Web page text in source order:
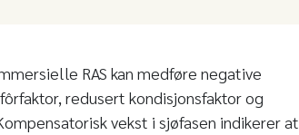
RAS kan medføre negative
redusert kondisjonsfaktor og
vekst i sjøfasen indikerer at